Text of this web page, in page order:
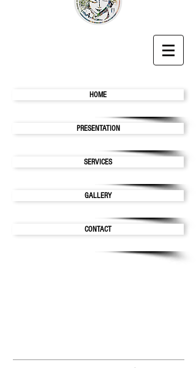
HOME
PRESENTATION
SERVICES
GALLERY
CONTACT